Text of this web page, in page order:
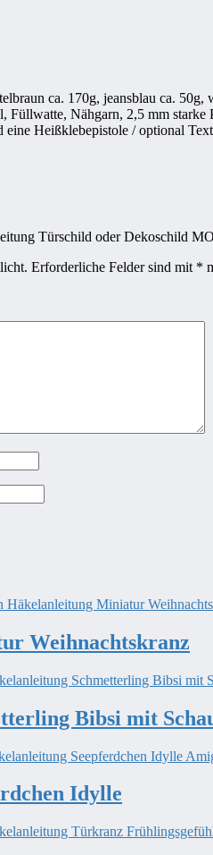
ca. 170g, jeansblau ca. 50g,
Nähgarn, 2,5 mm starke
eine Heißklebepistole / optional
Türschild oder Dekoschild
Erforderliche Felder sind mit *
Weihnachtskranz
Bibsi mit
Idylle